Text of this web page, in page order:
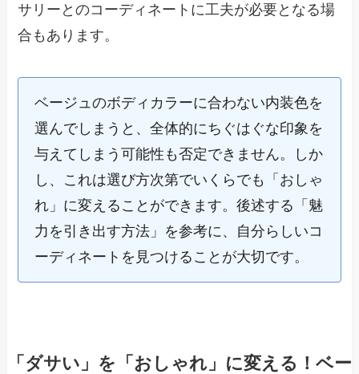
サリーとのコーディネートに工夫が必要となる場
合もあります。
ベージュのボディカラーに合わない内装色を
選んでしまうと、全体的にちぐはぐな印象を
与えてしまう可能性も否定できません。しか
し、これは選び方次第でいくらでも「おしゃ
れ」に変えることができます。後述する「魅
力を引き出す方法」を参考に、自分らしいコ
ーディネートを見つけることが大切です。
「ダサい」を「おしゃれ」に変える！ベー